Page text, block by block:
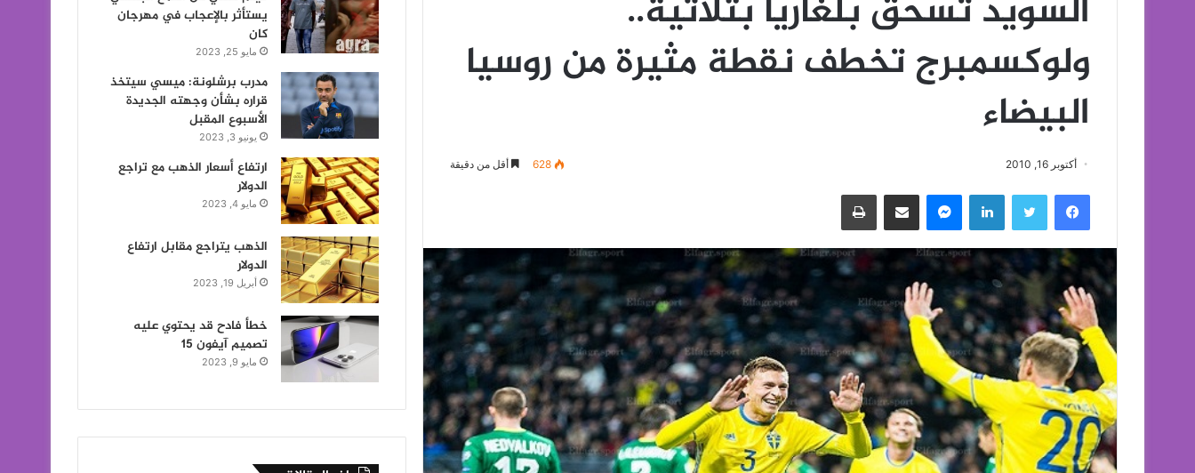
السويد تسحق بلغاريا بثلاثية..
ولوكسمبرج تخطف نقطة مثيرة من روسيا
البيضاء
أكتوبر 16, 2010 628 أقل من دقيقة
فيسبوك تويتر لينكدإن ماسنجر مشاركة عبر البريد طباعة
يستأثر بالإعجاب في مهرجان
كان
مايو 25, 2023
مدرب برشلونة: ميسي سيتخذ
قراره بشأن وجهته الجديدة
الأسبوع المقبل
يونيو 3, 2023
ارتفاع أسعار الذهب مع تراجع
الدولار
مايو 4, 2023
الذهب يتراجع مقابل ارتفاع
الدولار
أبريل 19, 2023
خطأ فادح قد يحتوي عليه
تصميم آيفون 15
مايو 9, 2023